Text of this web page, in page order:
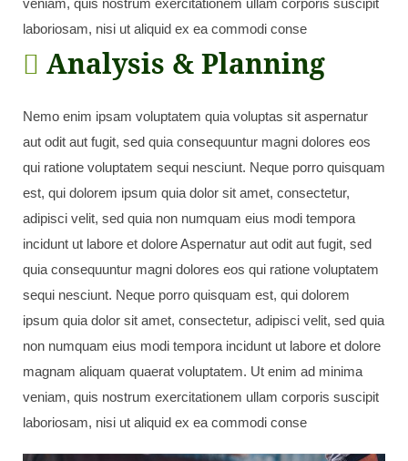
veniam, quis nostrum exercitationem ullam corporis suscipit
laboriosam, nisi ut aliquid ex ea commodi conse
Analysis & Planning
Nemo enim ipsam voluptatem quia voluptas sit aspernatur
aut odit aut fugit, sed quia consequuntur magni dolores eos
qui ratione voluptatem sequi nesciunt. Neque porro quisquam
est, qui dolorem ipsum quia dolor sit amet, consectetur,
adipisci velit, sed quia non numquam eius modi tempora
incidunt ut labore et dolore Aspernatur aut odit aut fugit, sed
quia consequuntur magni dolores eos qui ratione voluptatem
sequi nesciunt. Neque porro quisquam est, qui dolorem
ipsum quia dolor sit amet, consectetur, adipisci velit, sed quia
non numquam eius modi tempora incidunt ut labore et dolore
magnam aliquam quaerat voluptatem. Ut enim ad minima
veniam, quis nostrum exercitationem ullam corporis suscipit
laboriosam, nisi ut aliquid ex ea commodi conse